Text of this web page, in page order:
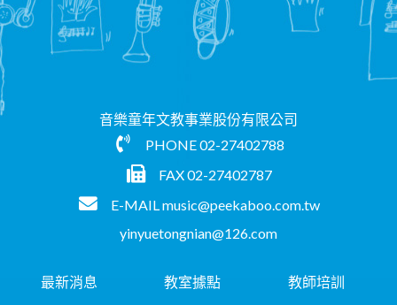
音樂童年文教事業股份有限公司
PHONE02-27402788
FAX 02-27402787
E-MAILmusic@peekaboo.com.tw
yinyuetongnian@126.com
最新消息 教室據點 教師培訓